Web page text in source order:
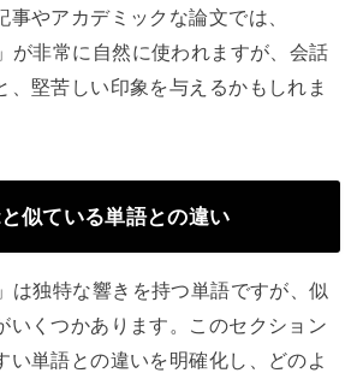
やアカデミックな論文では、
が非常に自然に使われますが、会話
、堅苦しい印象を与えるかもしれま
似ている単語との違い
は独特な響きを持つ単語ですが、似
いくつかあります。このセクション
い単語との違いを明確化し、どのよ